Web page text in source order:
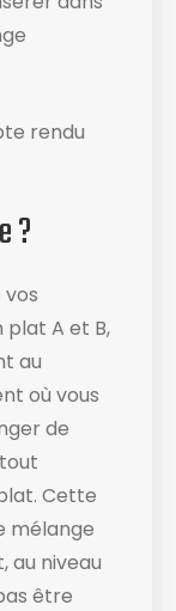
rendu
?
A et B,
au
où vous
de
Cette
mélange
au niveau
être